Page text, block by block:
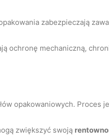
zabezpieczają
ochronę mechaniczną,
opakowaniowych. Proces
zwiększyć swoją